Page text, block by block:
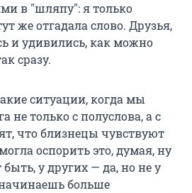
в "шляпу": я только
же отгадала слово. Друзья,
и удивились, как можно
сразу.
ситуации, когда мы
не только с полуслова, а с
что близнецы чувствуют
оспорить это, думая, ну
у других — да, но не у
больше